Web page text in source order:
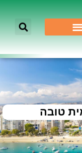
טובה